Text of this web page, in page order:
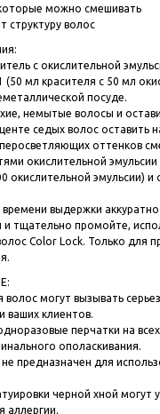
можно смешивать
структуру волос
с окислительной
(50 мл красителя с 50 мл
посуде.
немытые волосы и
седых волос оставить
оттенков
окислительной
окислительной эмульсии) и
выдержки аккуратно
и тщательно промойте,
Color Lock. Только для
волос могут вызывать
ваших клиентов.
перчатки на
ополаскивания.
предназна­чен для
черной хной могут
аллергии.